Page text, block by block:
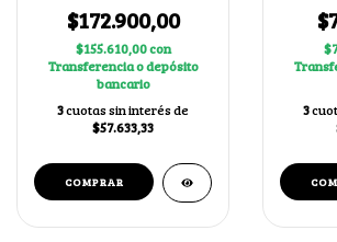
secretas al azar
$172.900,00
$155.610,00con
Transferencia o depósito
bancario
3cuotas sin interés de
$57.633,33
3